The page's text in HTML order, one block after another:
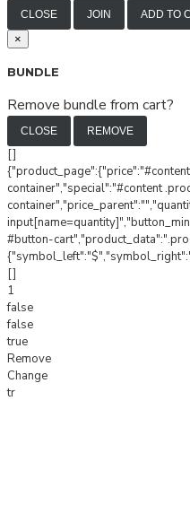
CLOSE JOIN ADD TO
×
BUNDLE
Remove bundle from cart?
CLOSE REMOVE
[]
container","special":"#content
#button-
[]
1
false
false
true
Remove
Change
tr